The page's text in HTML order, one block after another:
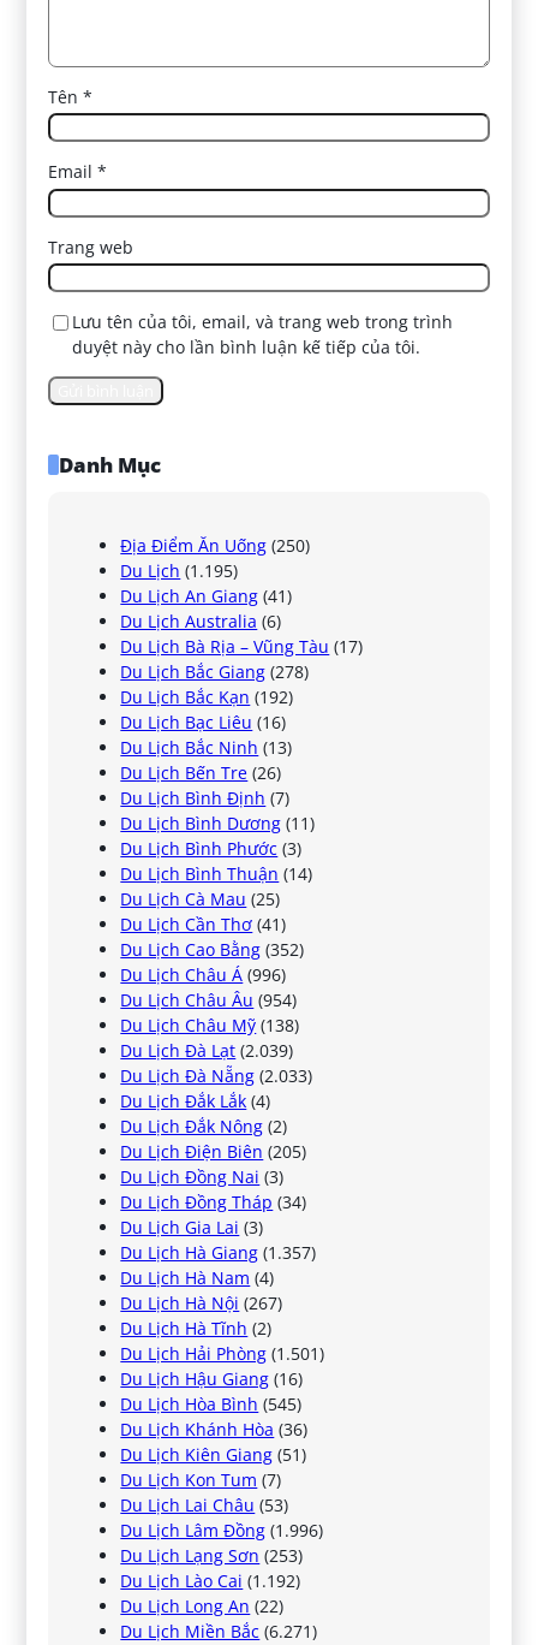
Tên*
Email*
Trang web
Lưu tên của tôi, email, và trang web trong trình
duyệt này cho lần bình luận kế tiếp của tôi.
Danh Mục
Địa Điểm Ăn Uống (250)
Du Lịch (1.195)
Du Lịch An Giang (41)
Du Lịch Australia (6)
Du Lịch Bà Rịa – Vũng Tàu (17)
Du Lịch Bắc Giang (278)
Du Lịch Bắc Kạn (192)
Du Lịch Bạc Liêu (16)
Du Lịch Bắc Ninh (13)
Du Lịch Bến Tre (26)
Du Lịch Bình Định (7)
Du Lịch Bình Dương (11)
Du Lịch Bình Phước (3)
Du Lịch Bình Thuận (14)
Du Lịch Cà Mau (25)
Du Lịch Cần Thơ (41)
Du Lịch Cao Bằng (352)
Du Lịch Châu Á (996)
Du Lịch Châu Âu (954)
Du Lịch Châu Mỹ (138)
Du Lịch Đà Lạt (2.039)
Du Lịch Đà Nẵng (2.033)
Du Lịch Đắk Lắk (4)
Du Lịch Đắk Nông (2)
Du Lịch Điện Biên (205)
Du Lịch Đồng Nai (3)
Du Lịch Đồng Tháp (34)
Du Lịch Gia Lai (3)
Du Lịch Hà Giang (1.357)
Du Lịch Hà Nam (4)
Du Lịch Hà Nội (267)
Du Lịch Hà Tĩnh (2)
Du Lịch Hải Phòng (1.501)
Du Lịch Hậu Giang (16)
Du Lịch Hòa Bình (545)
Du Lịch Khánh Hòa (36)
Du Lịch Kiên Giang (51)
Du Lịch Kon Tum (7)
Du Lịch Lai Châu (53)
Du Lịch Lâm Đồng (1.996)
Du Lịch Lạng Sơn (253)
Du Lịch Lào Cai (1.192)
Du Lịch Long An (22)
Du Lịch Miền Bắc (6.271)